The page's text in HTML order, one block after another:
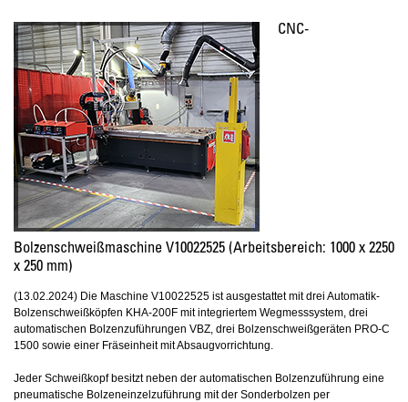
CNC-
Bolzenschweißmaschine V10022525 (Arbeitsbereich: 1000 x 2250
x 250 mm)
(13.02.2024) Die Maschine V10022525 ist ausgestattet mit drei Automatik-
Bolzenschweißköpfen KHA-200F mit integriertem Wegmesssystem, drei
automatischen Bolzenzuführungen VBZ, drei Bolzenschweißgeräten PRO-C
1500 sowie einer Fräseinheit mit Absaugvorrichtung.
Jeder Schweißkopf besitzt neben der automatischen Bolzenzuführung eine
pneumatische Bolzeneinzelzuführung mit der Sonderbolzen per